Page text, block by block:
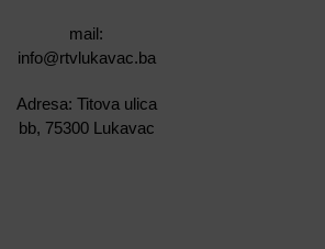
mail:
info@rtvlukavac.ba
Adresa: Titova ulica
bb, 75300 Lukavac